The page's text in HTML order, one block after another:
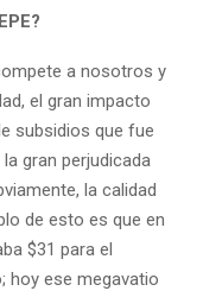
a nosotros y
el gran impacto
subsidios que fue
gran perjudicada
la calidad
de esto es que en
$31 para el
hoy ese megavatio